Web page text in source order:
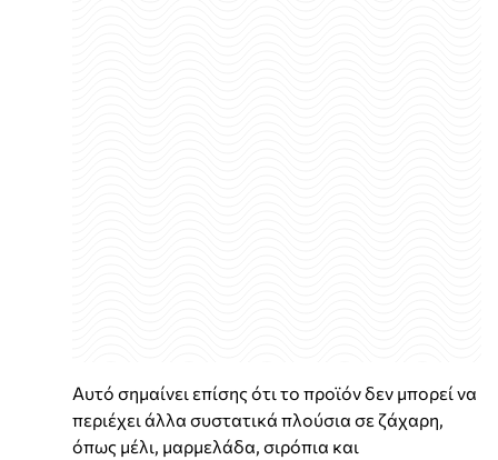
Αυτό σημαίνει επίσης ότι το προϊόν δεν μπορεί να
περιέχει άλλα συστατικά πλούσια σε ζάχαρη,
όπως μέλι, μαρμελάδα, σιρόπια και